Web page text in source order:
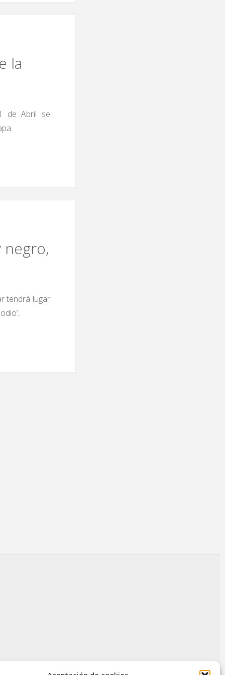
la
de Abril se
negro,
tendrá lugar